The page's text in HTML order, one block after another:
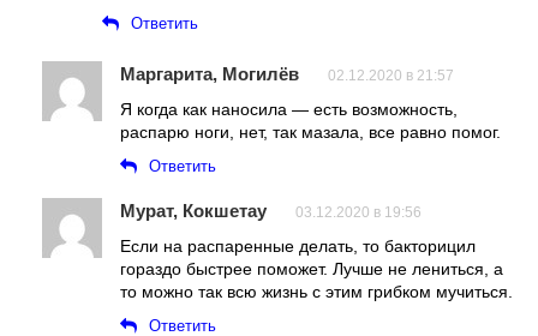
Ответить
Маргарита, Могилёв 02.12.2020 в 21:57
Я когда как наносила — есть возможность,
распарю ноги, нет, так мазала, все равно помог.
Ответить
Мурат, Кокшетау 03.12.2020 в 19:56
Если на распаренные делать, то бакторицил
гораздо быстрее поможет. Лучше не лениться, а
то можно так всю жизнь с этим грибком мучиться.
Ответить